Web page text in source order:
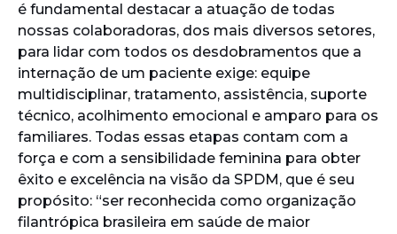
é fundamental destacar a atuação de todas
nossas colaboradoras, dos mais diversos setores,
para lidar com todos os desdobramentos que a
internação de um paciente exige: equipe
multidisciplinar, tratamento, assistência, suporte
técnico, acolhimento emocional e amparo para os
familiares. Todas essas etapas contam com a
força e com a sensibilidade feminina para obter
êxito e excelência na visão da SPDM, que é seu
propósito: “ser reconhecida como organização
filantrópica brasileira em saúde de maior